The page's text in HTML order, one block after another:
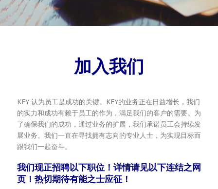
加入我们
KEY 认为员工是成功的关键。KEY的业务正在日益增长，我们
的实力和成功有赖于员工的作为，满足我们的客户的需要。为
了确保我们的成功，通过业务的扩展，我们承诺员工会持续发
展业务。我们一直在寻找拥有志向的专业人士，为实现目标而
跟我们一起奋斗。
我们现正招聘以下职位！详情请见以下连结之网
页！热切期待有能之士应征！